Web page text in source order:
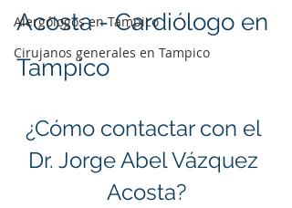
Alergólogos en Tampico
Cirujanos generales en Tampico
Acosta - Cardiólogo en
Tampico
¿Cómo contactar con el
Dr. Jorge Abel Vázquez
Acosta?